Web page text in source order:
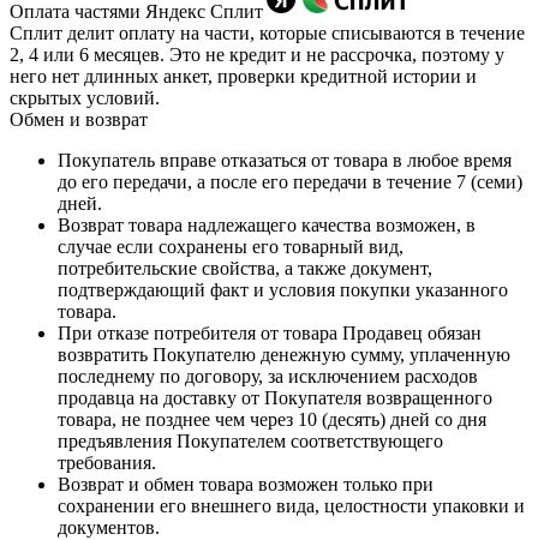
Оплата частями Яндекс Сплит
Сплит делит оплату на части, которые списываются в течение
2, 4 или 6 месяцев. Это не кредит и не рассрочка, поэтому у
него нет длинных анкет, проверки кредитной истории и
скрытых условий.
Обмен и возврат
Покупатель вправе отказаться от товара в любое время
до его передачи, а после его передачи в течение 7 (семи)
дней.
Возврат товара надлежащего качества возможен, в
случае если сохранены его товарный вид,
потребительские свойства, а также документ,
подтверждающий факт и условия покупки указанного
товара.
При отказе потребителя от товара Продавец обязан
возвратить Покупателю денежную сумму, уплаченную
последнему по договору, за исключением расходов
продавца на доставку от Покупателя возвращенного
товара, не позднее чем через 10 (десять) дней со дня
предъявления Покупателем соответствующего
требования.
Возврат и обмен товара возможен только при
сохранении его внешнего вида, целостности упаковки и
документов.